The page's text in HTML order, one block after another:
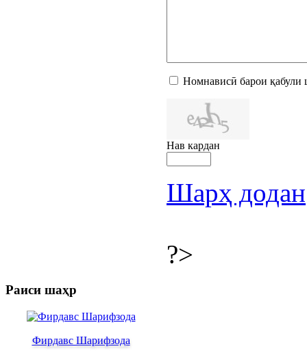
Номнависӣ барои қабули
Нав кардан
Шарҳ додан
?>
Раиси шаҳр
Фирдавс Шарифзода